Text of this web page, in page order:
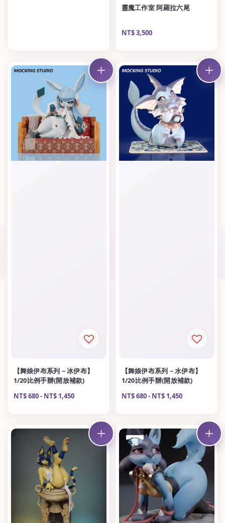
靈魔工作室 阿羅拉六尾
Regular
NT$ 3,500
【舞娘伊布系列－冰伊布】
1/20比例手辦(開放補款)
Regular
NT$ 680- NT$ 1,450
【舞娘伊布系列－水伊布】
1/20比例手辦(開放補款)
Regular
NT$ 680- NT$ 1,450